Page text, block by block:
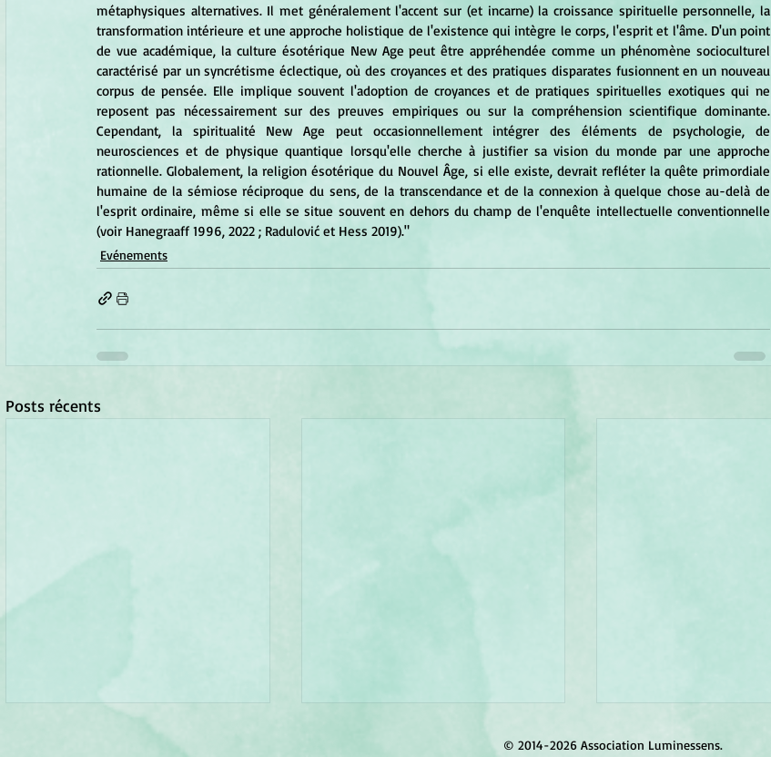
métaphysiques alternatives. Il met généralement l'accent sur (et incarne) la croissance spirituelle personnelle, la
transformation intérieure et une approche holistique de l'existence qui intègre le corps, l'esprit et l'âme. D'un point
de vue académique, la culture ésotérique New Age peut être appréhendée comme un phénomène socioculturel
caractérisé par un syncrétisme éclectique, où des croyances et des pratiques disparates fusionnent en un nouveau
corpus de pensée. Elle implique souvent l'adoption de croyances et de pratiques spirituelles exotiques qui ne
reposent pas nécessairement sur des preuves empiriques ou sur la compréhension scientifique dominante.
Cependant, la spiritualité New Age peut occasionnellement intégrer des éléments de psychologie, de
neurosciences et de physique quantique lorsqu'elle cherche à justifier sa vision du monde par une approche
rationnelle. Globalement, la religion ésotérique du Nouvel Âge, si elle existe, devrait refléter la quête primordiale
humaine de la sémiose réciproque du sens, de la transcendance et de la connexion à quelque chose au-delà de
l'esprit ordinaire, même si elle se situe souvent en dehors du champ de l'enquête intellectuelle conventionnelle
(voir Hanegraaff 1996, 2022 ; Radulović et Hess 2019)."
Evénements
Posts récents
© 2014-2026 Association Luminessens.